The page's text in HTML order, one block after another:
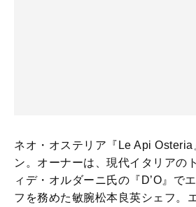
ネオ・オステリア『Le Api
ン。オーナーは、現代イタリアの
ィデ・オルダーニ氏の『D’O』で
フを務めた敏腕松本良英シェフ。